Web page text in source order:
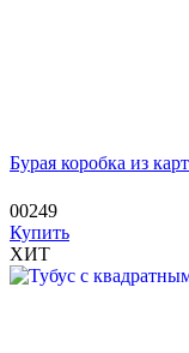
Бурая коробка из
00249
Купить
ХИТ